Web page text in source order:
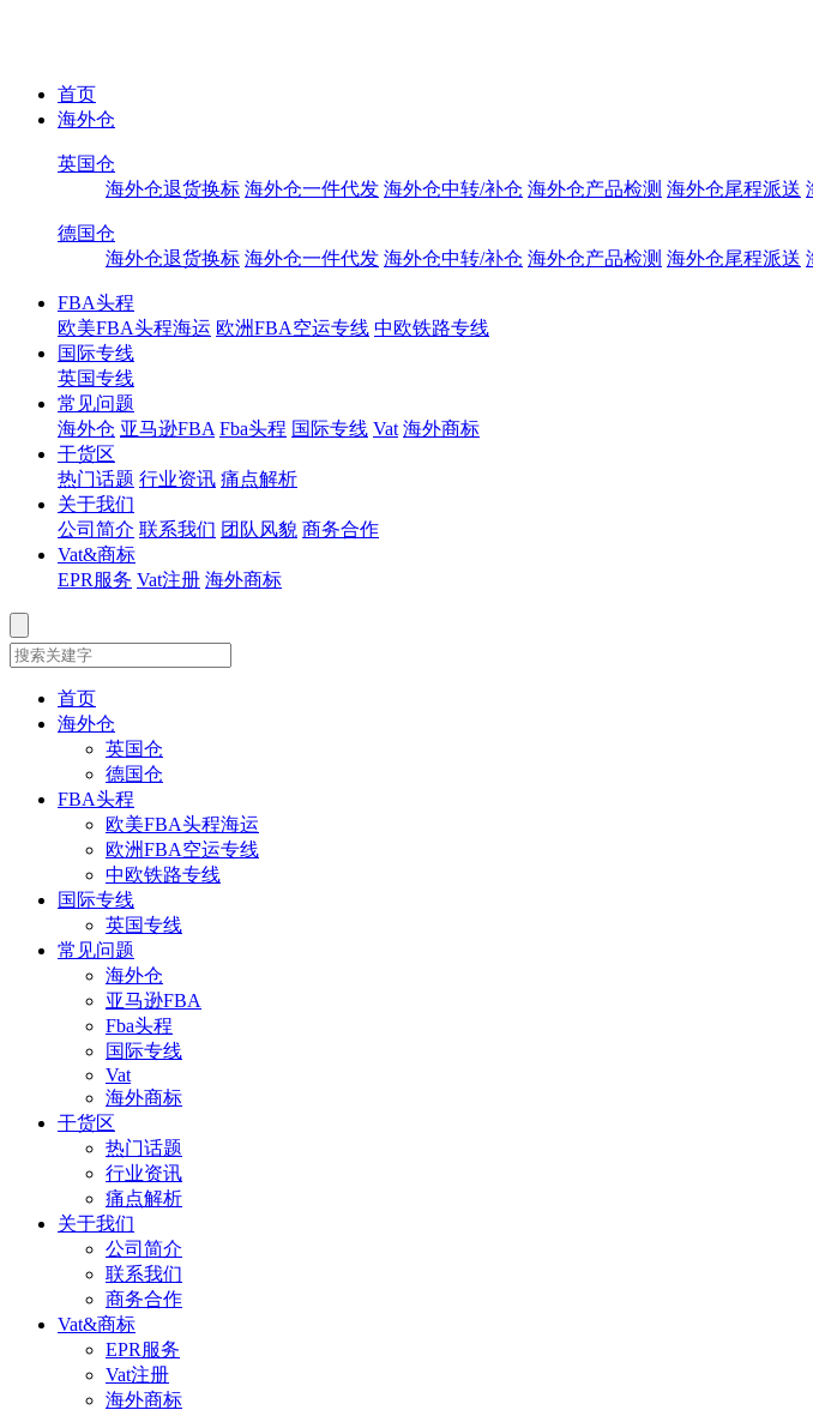
首页
海外仓
英国仓
海外仓退货换标 海外仓一件代发 海外仓中转/补仓 海外仓产品检测 海外仓尾程派送
德国仓
海外仓退货换标 海外仓一件代发 海外仓中转/补仓 海外仓产品检测 海外仓尾程派送
FBA头程
欧美FBA头程海运 欧洲FBA空运专线 中欧铁路专线
国际专线
英国专线
常见问题
海外仓 亚马逊FBA Fba头程 国际专线 Vat 海外商标
干货区
热门话题 行业资讯 痛点解析
关于我们
公司简介 联系我们 团队风貌 商务合作
Vat&商标
EPR服务 Vat注册 海外商标
首页
海外仓
英国仓
德国仓
FBA头程
欧美FBA头程海运
欧洲FBA空运专线
中欧铁路专线
国际专线
英国专线
常见问题
海外仓
亚马逊FBA
Fba头程
国际专线
Vat
海外商标
干货区
热门话题
行业资讯
痛点解析
关于我们
公司简介
联系我们
商务合作
Vat&商标
EPR服务
Vat注册
海外商标